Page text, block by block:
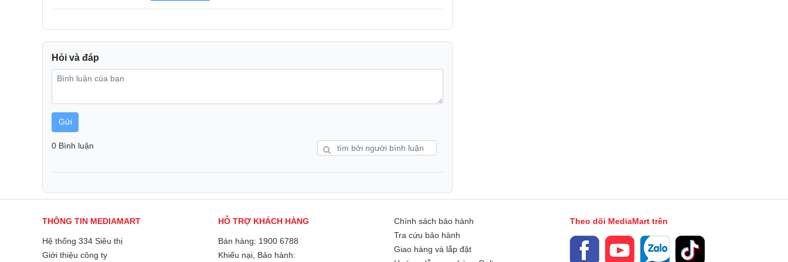
phiêu lưu cho đến cuộc sống hằng ngày, giúp họ luôn năng động, khỏe mạnh, kết nối và an toàn — dù họ
Màn hình của Apple Watch Ultra 3 tích hợp công nghệ màn hình tiên tiến nhất của Apple với LTPO3 và
Hỏi và đáp
Gửi
0 Bình luận
THÔNG TIN MEDIAMART
Hệ thống 334 Siêu thị
Giới thiệu công ty
HỖ TRỢ KHÁCH HÀNG
Bán hàng: 1900 6788
Khiếu nại, Bảo hành:
Chính sách bảo hành
Tra cứu bảo hành
Giao hàng và lắp đặt
Theo dõi MediaMart trên